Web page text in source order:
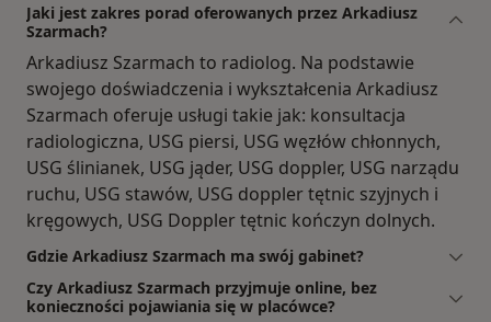
Jaki jest zakres porad oferowanych przez Arkadiusz
Szarmach?
Arkadiusz Szarmach to radiolog. Na podstawie
swojego doświadczenia i wykształcenia Arkadiusz
Szarmach oferuje usługi takie jak: konsultacja
radiologiczna, USG piersi, USG węzłów chłonnych,
USG ślinianek, USG jąder, USG doppler, USG narządu
ruchu, USG stawów, USG doppler tętnic szyjnych i
kręgowych, USG Doppler tętnic kończyn dolnych.
Gdzie Arkadiusz Szarmach ma swój gabinet?
Czy Arkadiusz Szarmach przyjmuje online, bez
konieczności pojawiania się w placówce?